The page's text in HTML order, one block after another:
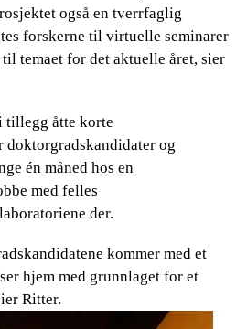
også en tverrfaglig
forskerne til virtuelle seminarer
temaet for det aktuelle året, sier
tillegg åtte korte
og
én måned hos en
med felles
der.
kommer med et
hjem med grunnlaget for et
Ritter.